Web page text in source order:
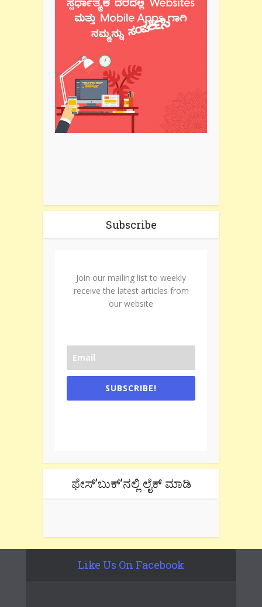
Subscribe
Join our mailing list to weekly
receive the latest articles from
our website
SUBSCRIBE!
ಫೇಸ್’ಬುಕ್’ನಲ್ಲಿ ಲೈಕ್ ಮಾಡಿ
Like Us On Facebook